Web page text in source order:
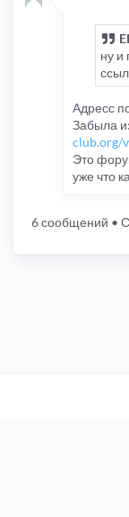
ну и
Адресс
Забыла
club.org/
Это
уже что
6 сообщений •